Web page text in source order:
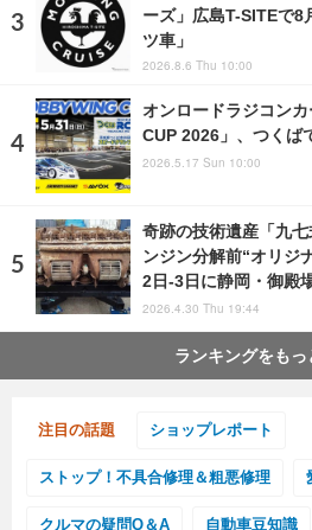
ーズ」広島T-SITEで
ツ車」
2026.8.6 Thu 10:00
オンロードラジコン
CUP 2026」、つくば
2026.5.17 Sun 10:00
奇跡の技術遺産「九
ンジン分解前“オリジ
2日-3日に静岡・御殿
2026.4.30 Thu 19:44
ランキングをもっ
注目の話題 ショップレポート
ストップ！不具合修理＆粗悪修理
クルマの疑問Q＆A 自動車豆知識